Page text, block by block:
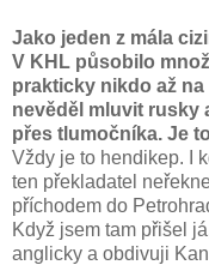
Jako jeden z mála
V KHL působilo
prakticky nikdo až
nevěděl mluvit rusky
přes tlumočníka. Je
Vždy je to hendikep. I
ten překladatel
příchodem do
Když jsem tam přišel
anglicky a obdivuji